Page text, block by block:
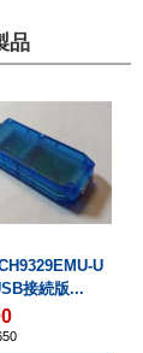
品
U
接続版...